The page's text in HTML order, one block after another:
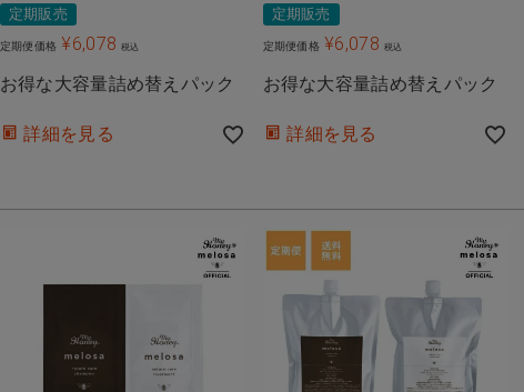
定期販売
定期便価格 ¥6,078 税込
お得な大容量詰め替えパック
詳細を見る
定期販売
定期便価格 ¥6,078 税込
お得な大容量詰め替えパック
詳細を見る